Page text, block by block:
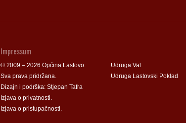
Udruga Val
Udruga Lastovski Poklad
Impressum
© 2009 – 2026 Općina Lastovo.
Sva prava pridržana.
Dizajn i podrška: Stjepan Tafra
Izjava o privatnosti.
Izjava o pristupačnosti.